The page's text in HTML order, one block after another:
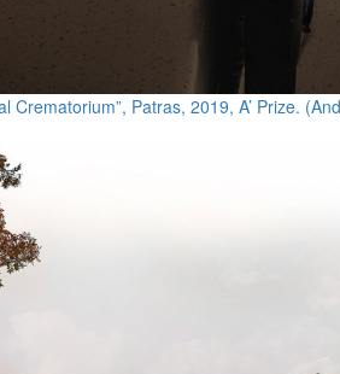
Crematorium”, Patras, 2019, A’ Prize.